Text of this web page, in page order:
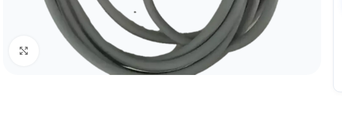
Click to enlarge